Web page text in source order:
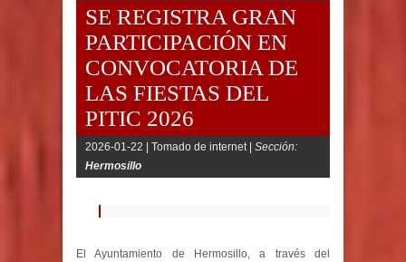
SE REGISTRA GRAN
PARTICIPACIÓN EN
CONVOCATORIA DE
LAS FIESTAS DEL
PITIC 2026
2026-01-22 | Tomado de internet | Sección:
Hermosillo
El Ayuntamiento de Hermosillo, a través del